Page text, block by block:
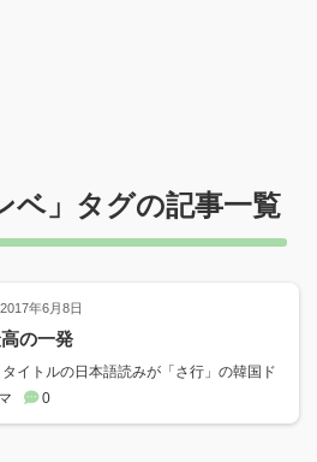
ベ 」タグの記事一覧
2017年6月8日
の一発
タイトルの日本語読みが「さ行」の韓国ド
0